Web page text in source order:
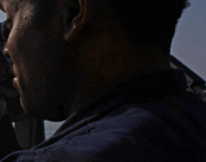
a trimis
extremă, a
grea pentru